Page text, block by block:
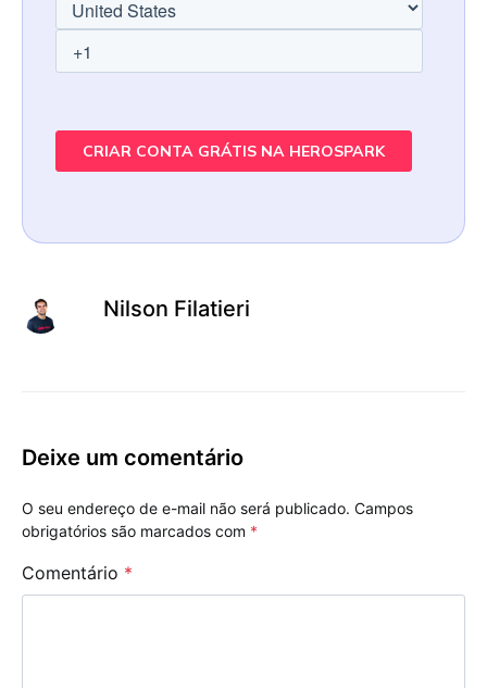
Nilson Filatieri
Deixe um comentário
O seu endereço de e-mail não será publicado. Campos
obrigatórios são marcados com *
Comentário *